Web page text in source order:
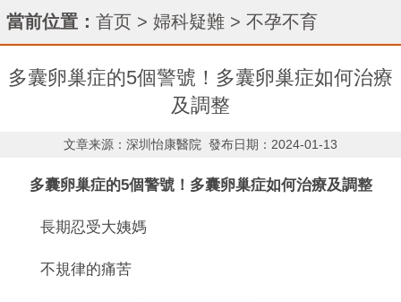
當前位置： 首页 > 婦科疑難 > 不孕不育
多囊卵巢症的5個警號！多囊卵巢症如何治療
及調整
文章来源：深圳怡康醫院 發布日期：2024-01-13
多囊卵巢症的5個警號！多囊卵巢症如何治療及調整
長期忍受大姨媽
不規律的痛苦